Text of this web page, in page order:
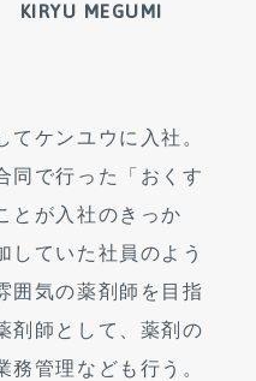
KIRYU MEGUMI
てケンユウに入社。
同で行った「おくす
とが入社のきっか
していた社員のよう
囲気の薬剤師を目指
剤師として、薬剤の
務管理なども行う。